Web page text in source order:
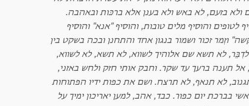
ולא בזעם, לא באש ולא בענן אלא ברכּות ובאהבה.
לטופים והוסיף מלים טובות, והוסיף "אנא" והוסיף
וזִמר זכור ושמור בנגון אחד והתחנן ובכה בשקט בין
לא תשא שם אלוהיך לשווא, לא תשא, לא לשווא,
אל תענה ברעך עד שקר. וחבק אותי חזק ולחש באזני,
לא תנאף, לא תרצח. ושם את כפות ידיו הפתוחות
בברכת יום כפור. כבד, אהב, למען יאריכון ימיך על